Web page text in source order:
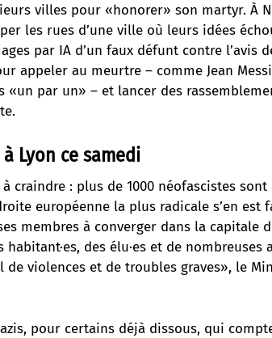
villes pour «honorer» son martyr. À
les rues d’une ville où leurs idées
par IA d’un faux défunt contre l’avis
appeler au meurtre – comme Jean
«un par un» – et lancer des
Lyon ce samedi
à craindre : plus de 1000 néofascistes
européenne la plus radicale s’en est
membres à converger dans la capitale
des élu·es et de nombreuses
violences et de troubles graves», le
pour certains déjà dissous, qui